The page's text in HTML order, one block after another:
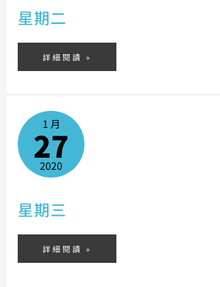
星期二
詳細閱讀 »
1 月
27
2020
星期三
星
期
三
詳細閱讀 »